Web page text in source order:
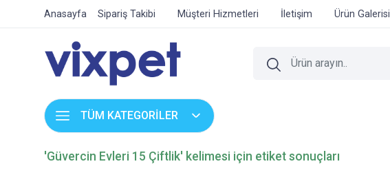
Anasayfa Sipariş Takibi Müşteri Hizmetleri İletişim Ürün Galerisi
TÜM KATEGORİLER
'Güvercin Evleri 15 Çiftlik' kelimesi için etiket sonuçları